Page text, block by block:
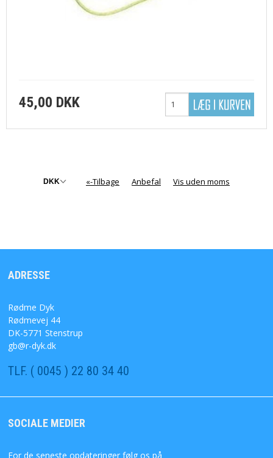
45,00 DKK
«-Tilbage Anbefal Vis uden moms
ADRESSE
Rødme Dyk
Rødmevej 44
DK-5771 Stenstrup
gb@r-dyk.dk
TLF. ( 0045 ) 22 80 34 40
SOCIALE MEDIER
For de seneste opdateringer følg os på